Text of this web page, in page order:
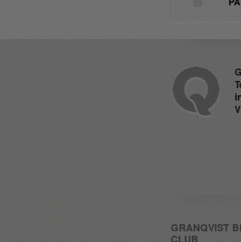
GRANQVIST
CLUB